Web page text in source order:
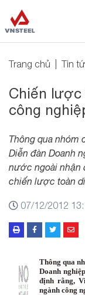
Trang chủ Tin
Chiến lược
công
Thông qua nhóm
Diễn đàn Doanh
nước ngoài nhận
chiến lược toàn
07/12/2012
Thông qua
Doanh
định rằng,
ngành công